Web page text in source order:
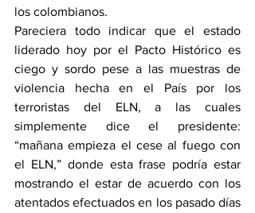
los colombianos.
Pareciera todo indicar que el estado
liderado hoy por el Pacto Histórico es
ciego y sordo pese a las muestras de
violencia hecha en el País por los
terroristas del ELN, a las cuales
simplemente dice el presidente:
“mañana empieza el cese al fuego con
el ELN,” donde esta frase podría estar
mostrando el estar de acuerdo con los
atentados efectuados en los pasado días